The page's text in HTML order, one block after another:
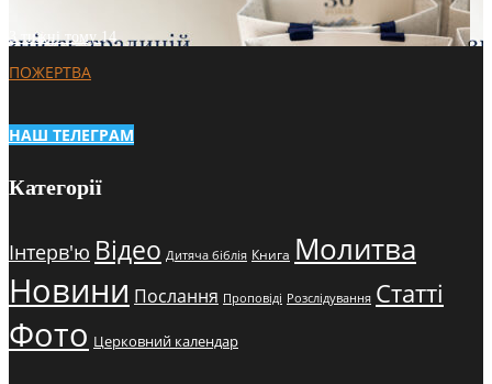
3 тижні тому14
ПОЖЕРТВА
НАШ ТЕЛЕГРАМ
Категорії
Інтерв'ю Відео Дитяча біблія Книга Молитва
Новини Послання Проповіді Розслідування Статті
Фото Церковний календар